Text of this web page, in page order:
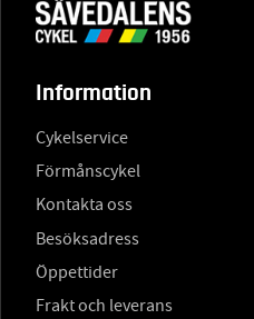
Information
Cykelservice
Förmånscykel
Kontakta oss
Besöksadress
Öppettider
Frakt och leverans